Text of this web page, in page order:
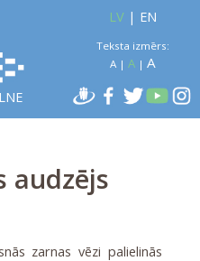
LV| EN
Teksta izmērs:
A| A| A
audzējs
zarnas vēzi palielinās